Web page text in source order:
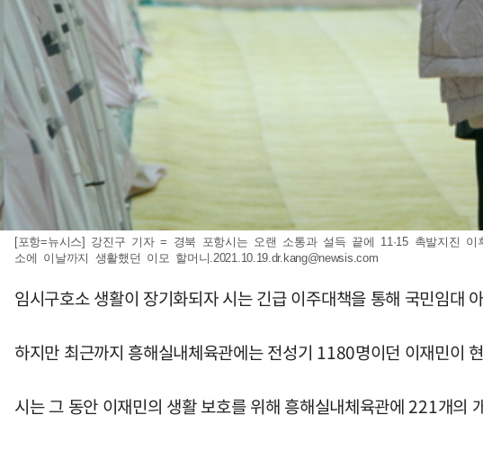
[포항=뉴시스] 강진구 기자 = 경북 포항시는 오랜 소통과 설득 끝에 11·15 촉발지진
소에 이날까지 생활했던 이모 할머니.2021.10.19.dr.kang@newsis.com
임시구호소 생활이 장기화되자 시는 긴급 이주대책을 통해 국민임
하지만 최근까지 흥해실내체육관에는 전성기 1180명이던 이재민
시는 그 동안 이재민의 생활 보호를 위해 흥해실내체육관에 221개의